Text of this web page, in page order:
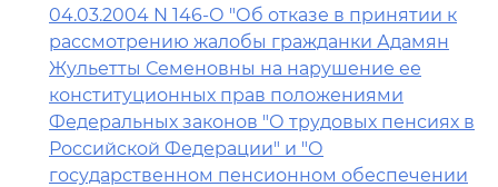
04.03.2004 N 146-О "Об отказе в принятии к
рассмотрению жалобы гражданки Адамян
Жульетты Семеновны на нарушение ее
конституционных прав положениями
Федеральных законов "О трудовых пенсиях в
Российской Федерации" и "О
государственном пенсионном обеспечении